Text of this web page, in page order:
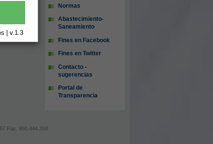
| v.1.3
Normas
Abastecimiento-
Saneamiento
Fines en Facebook
Fines en Twitter
Contacto -
sugerencias
Portal de
Transparencia
Fax: 950.444.358